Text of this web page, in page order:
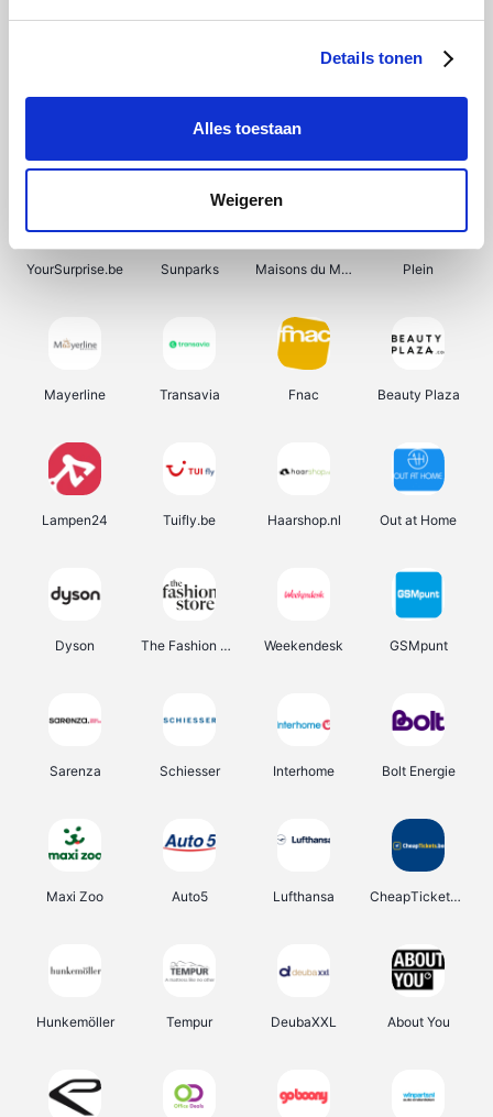
Details tonen
Alles toestaan
Weigeren
Shein Bergfreunde Pazzox Smartwatchbanden
YourSurprise.be Sunparks Maisons du Monde Plein
Mayerline Transavia Fnac Beauty Plaza
Lampen24 Tuifly.be Haarshop.nl Out at Home
Dyson The Fashion Store Weekendesk GSMpunt
Sarenza Schiesser Interhome Bolt Energie
Maxi Zoo Auto5 Lufthansa CheapTickets.be
Hunkemöller Tempur DeubaXXL About You